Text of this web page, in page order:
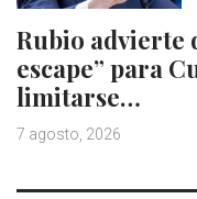
Rubio advierte
escape” para
limitarse…
7 agosto, 2026